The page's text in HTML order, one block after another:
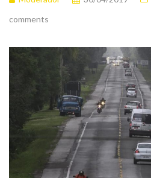
comments